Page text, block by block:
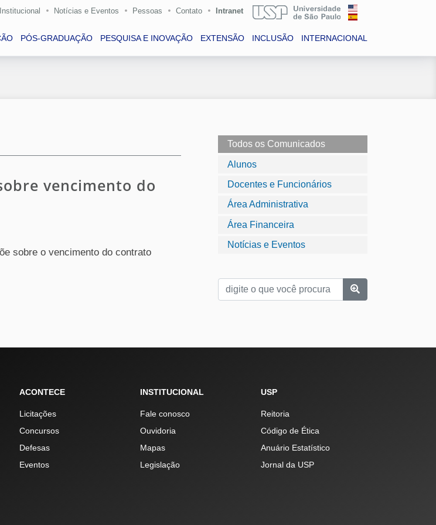
Institucional Notícias e Eventos Pessoas Contato Intranet
PÓS-GRADUAÇÃO PESQUISA E INOVAÇÃO EXTENSÃO INCLUSÃO INTERNACIONAL
Todos os Comunicados
Alunos
Docentes e Funcionários
Área Administrativa
Área Financeira
Notícias e Eventos
vencimento do
sobre o vencimento do contrato
ACONTECE
Licitações
Concursos
Defesas
Eventos
INSTITUCIONAL
Fale conosco
Ouvidoria
Mapas
Legislação
USP
Reitoria
Código de Ética
Anuário Estatístico
Jornal da USP